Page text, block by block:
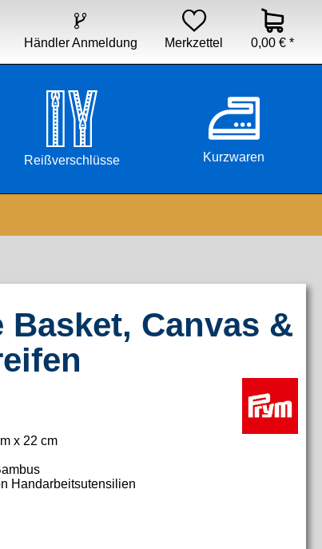
Händler Anmeldung

Merkzettel

0,00 € *
Reißverschlüsse Kurzwaren
Canvas &
x 22 cm
Handarbeitsutensilien